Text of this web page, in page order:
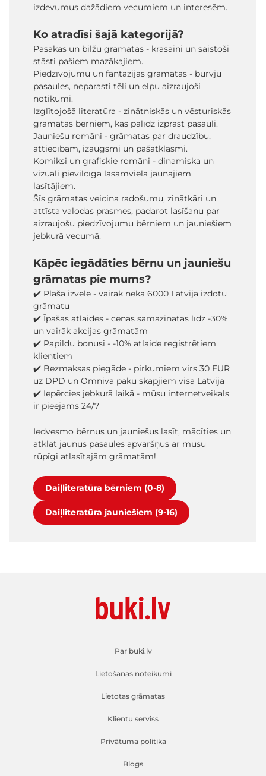
izdevumus dažādiem vecumiem un interesēm.
Ko atradīsi šajā kategorijā?
Pasakas un bilžu grāmatas - krāsaini un saistoši
stāsti pašiem mazākajiem.
Piedzīvojumu un fantāzijas grāmatas - burvju
pasaules, neparasti tēli un elpu aizraujoši
notikumi.
Izglītojošā literatūra - zinātniskās un vēsturiskās
grāmatas bērniem, kas palīdz izprast pasauli.
Jauniešu romāni - grāmatas par draudzību,
attiecībām, izaugsmi un pašatklāsmi.
Komiksi un grafiskie romāni - dinamiska un
vizuāli pievilcīga lasāmviela jaunajiem
lasītājiem.
Šīs grāmatas veicina radošumu, zinātkāri un
attīsta valodas prasmes, padarot lasīšanu par
aizraujošu piedzīvojumu bērniem un jauniešiem
jebkurā vecumā.
Kāpēc iegādāties bērnu un jauniešu
grāmatas pie mums?
✔️ Plaša izvēle - vairāk nekā 6000 Latvijā izdotu
grāmatu
✔️ Īpašas atlaides - cenas samazinātas līdz -30%
un vairāk akcijas grāmatām
✔️ Papildu bonusi - -10% atlaide reģistrētiem
klientiem
✔️ Bezmaksas piegāde - pirkumiem virs 30 EUR
uz DPD un Omniva paku skapjiem visā Latvijā
✔️ Iepērcies jebkurā laikā - mūsu internetveikals
ir pieejams 24/7
Iedvesmo bērnus un jauniešus lasīt, mācīties un
atklāt jaunus pasaules apvāršņus ar mūsu
rūpīgi atlasītajām grāmatām!
Daiļliteratūra bērniem (0-8)
Daiļliteratūra jauniešiem (9-16)
Par buki.lv
Lietošanas noteikumi
Lietotas grāmatas
Klientu serviss
Privātuma politika
Blogs